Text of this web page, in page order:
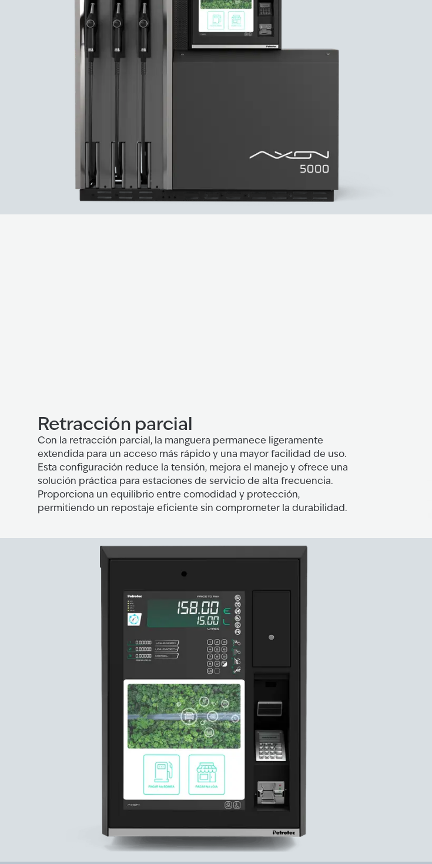
Retracción parcial
Con la retracción parcial, la manguera permanece ligeramente
extendida para un acceso más rápido y una mayor facilidad de uso.
Esta configuración reduce la tensión, mejora el manejo y ofrece una
solución práctica para estaciones de servicio de alta frecuencia.
Proporciona un equilibrio entre comodidad y protección,
permitiendo un repostaje eficiente sin comprometer la durabilidad.